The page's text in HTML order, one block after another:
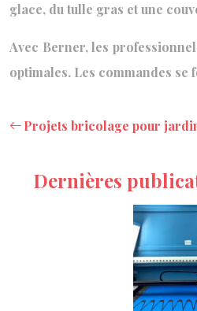
glace, du tulle gras et une
Avec Berner, les
optimales. Les commandes
Projets bricolage pour
Dernières